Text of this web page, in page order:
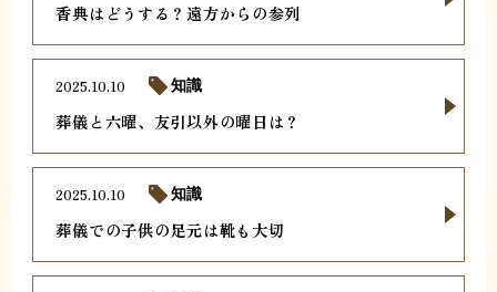
香典はどうする？遠方からの参列
葬儀と六曜、友引以外の曜日は？
2025.10.10 知識
葬儀での子供の足元は靴も大切
2025.10.10 知識